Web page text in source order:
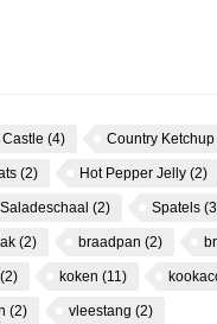
(4) Country Ketchup
(2) Hot Pepper Jelly (2)
Saladeschaal (2) Spatels
(2) braadpan (2)
(2) koken (11)
(2) vleestang (2)